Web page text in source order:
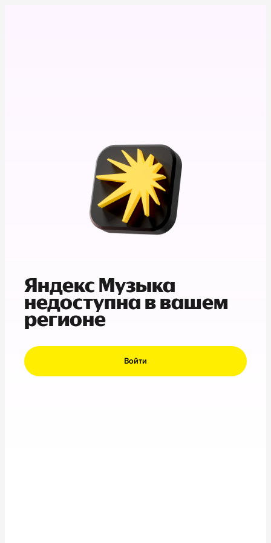
Яндекс Музыка
недоступна в вашем
регионе
Войти